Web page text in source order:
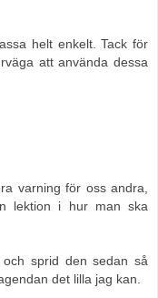
helt enkelt. Tack för
att använda dessa
varning för oss andra,
lektion i hur man ska
sprid den sedan så
det lilla jag kan.